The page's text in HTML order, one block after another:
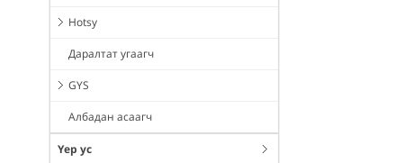
Hotsy
Даралтат угаагч
GYS
Албадан асаагч
Үер ус